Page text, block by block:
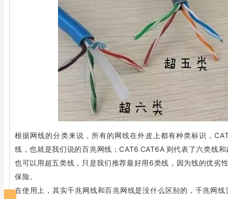
根据网线的分类来说，所有的网线在外皮上都有种类标识，
线，也就是我们说的百兆网线；CAT6 CAT6A 则代表了六类线
也可以用超五类线，只是我们推荐最好用6类线，因为线的优劣
保险。
在使用上，其实千兆网线和百兆网线是没什么区别的，千兆网